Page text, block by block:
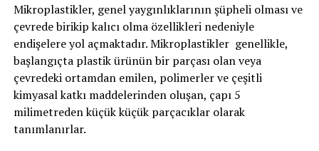
Mikroplastikler, genel yaygınlıklarının şüpheli olması ve
çevrede birikip kalıcı olma özellikleri nedeniyle
endişelere yol açmaktadır. Mikroplastikler genellikle,
başlangıçta plastik ürünün bir parçası olan veya
çevredeki ortamdan emilen, polimerler ve çeşitli
kimyasal katkı maddelerinden oluşan, çapı 5
milimetreden küçük küçük parçacıklar olarak
tanımlanırlar.